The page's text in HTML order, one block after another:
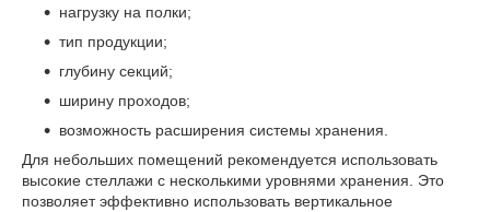
нагрузку на полки;
тип продукции;
глубину секций;
ширину проходов;
возможность расширения системы хранения.
Для небольших помещений рекомендуется использовать
высокие стеллажи с несколькими уровнями хранения. Это
позволяет эффективно использовать вертикальное